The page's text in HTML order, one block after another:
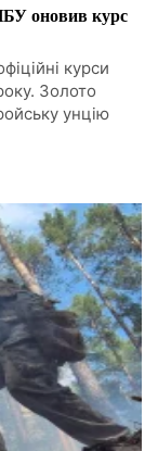
оновив курс
курси
Золото
унцію